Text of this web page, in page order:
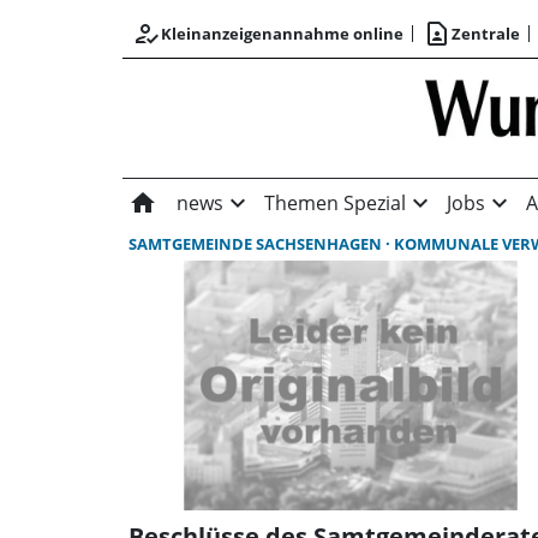
how_to_regKleinanzeigenannahme online contact_page Zentrale
home news expand_more Themen Spezial expand_more Jobs expand_more
SAMTGEMEINDE SACHSENHAGEN KOMMUNALE